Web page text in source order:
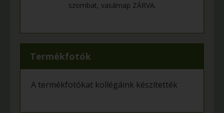
szombat, vasárnap ZÁRVA.
Termékfotók
A termékfotókat kollégáink készítették